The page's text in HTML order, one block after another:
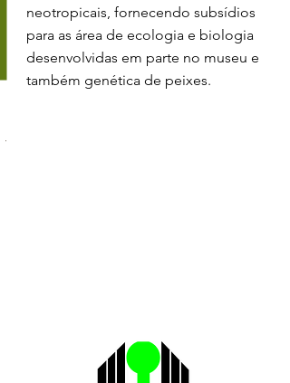
neotropicais, fornecendo subsídios
para as área de ecologia e biologia
desenvolvidas em parte no museu e
também genética de peixes.